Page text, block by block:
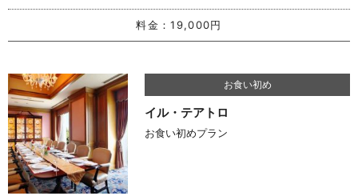
料金：19,000円
お食い初め
イル・テアトロ
お食い初めプラン